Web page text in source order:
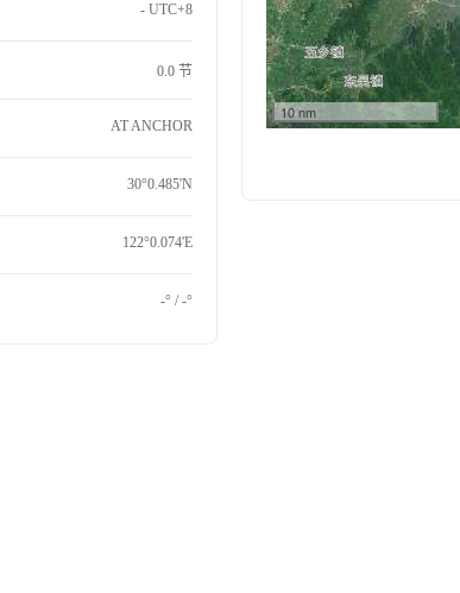
- UTC+8
0.0 节
AT ANCHOR
30°0.485'N
122°0.074'E
-° / -°
10 nm